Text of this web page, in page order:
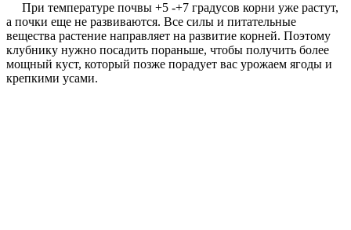
При температуре почвы +5 -+7 градусов корни уже растут,
а почки еще не развиваются. Все силы и питательные
вещества растение направляет на развитие корней. Поэтому
клубнику нужно посадить пораньше, чтобы получить более
мощный куст, который позже порадует вас урожаем ягоды и
крепкими усами.